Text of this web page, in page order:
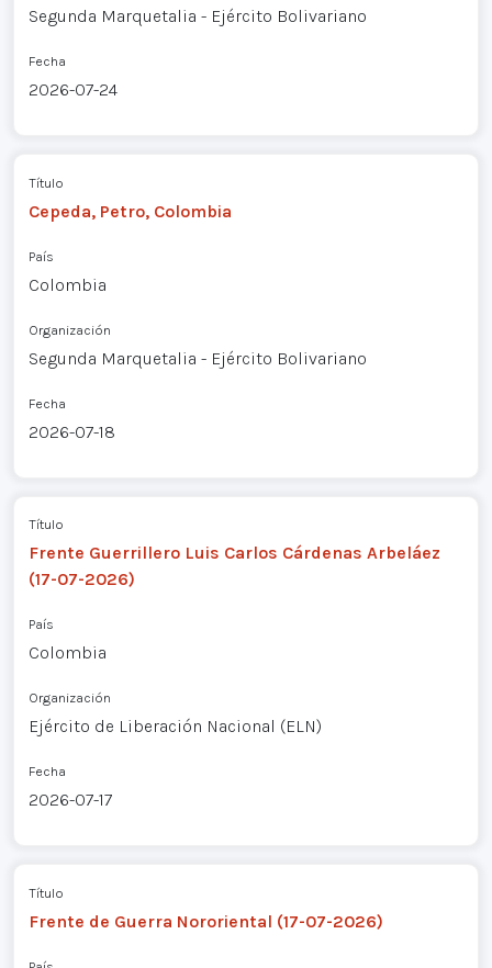
Segunda Marquetalia - Ejército Bolivariano
Fecha
2026-07-24
Título
Cepeda, Petro, Colombia
País
Colombia
Organización
Segunda Marquetalia - Ejército Bolivariano
Fecha
2026-07-18
Título
Frente Guerrillero Luis Carlos Cárdenas Arbeláez
(17-07-2026)
País
Colombia
Organización
Ejército de Liberación Nacional (ELN)
Fecha
2026-07-17
Título
Frente de Guerra Nororiental (17-07-2026)